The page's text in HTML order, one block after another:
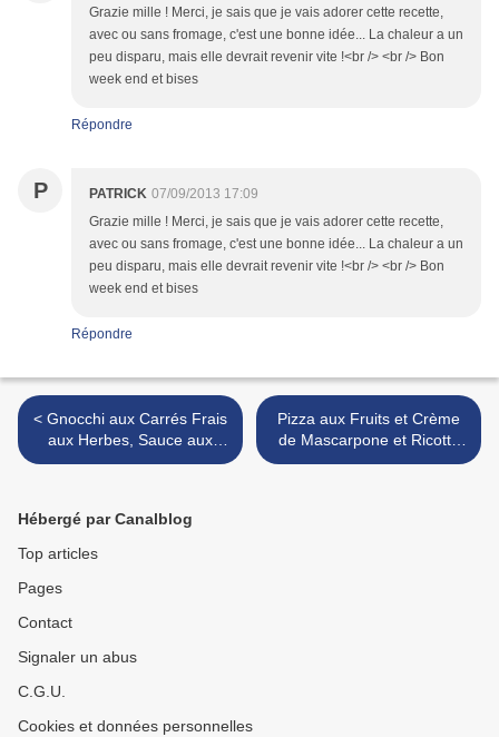
Grazie mille ! Merci, je sais que je vais adorer cette recette,
avec ou sans fromage, c'est une bonne idée... La chaleur a un
peu disparu, mais elle devrait revenir vite !<br /> <br /> Bon
week end et bises
Répondre
P PATRICK 07/09/2013 17:09
Grazie mille ! Merci, je sais que je vais adorer cette recette,
avec ou sans fromage, c'est une bonne idée... La chaleur a un
peu disparu, mais elle devrait revenir vite !<br /> <br /> Bon
week end et bises
Répondre
< Gnocchi aux Carrés Frais
aux Herbes, Sauce aux
Petits Pois
Pizza aux Fruits et Crème
de Mascarpone et Ricotta
au confit de Roses >
Hébergé par Canalblog
Top articles
Pages
Contact
Signaler un abus
C.G.U.
Cookies et données personnelles